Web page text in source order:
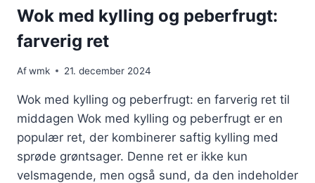
HURTIG
MIDDAG
Wok med kylling og peberfrugt:
farverig ret
Afwmk 21. december 2024
Wok med kylling og peberfrugt: en farverig ret til
middagen Wok med kylling og peberfrugt er en
populær ret, der kombinerer saftig kylling med
sprøde grøntsager. Denne ret er ikke kun
velsmagende, men også sund, da den indeholder